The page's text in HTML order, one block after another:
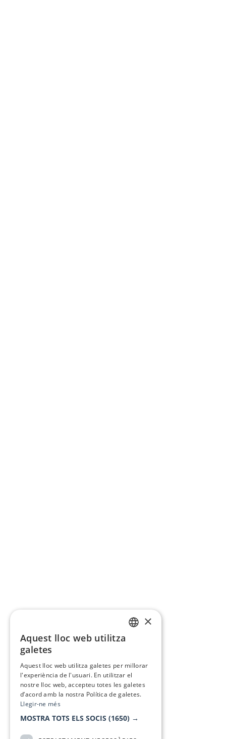
×
Aquest lloc web utilitza
galetes
Aquest lloc web utilitza galetes per millorar
l'experiència de l'usuari. En utilitzar el
nostre lloc web, accepteu totes les galetes
d’acord amb la nostra Política de galetes.
Llegir-ne més
MOSTRA TOTS ELS SOCIS (1650) →